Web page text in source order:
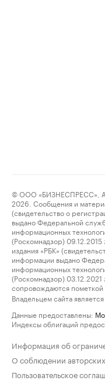
© ООО «БИЗНЕСПРЕСС»,
2026. Сообщения и
(свидетельство о
выдано Федеральной
информационных
(Роскомнадзор)
издания «РБК»
информации выдано
информационных
(Роскомнадзор)
сопровождаются пометкой
Владельцем сайта
Данные предоставлены:
Индексы облигаций
Информация об
О соблюдении
Пользовательское